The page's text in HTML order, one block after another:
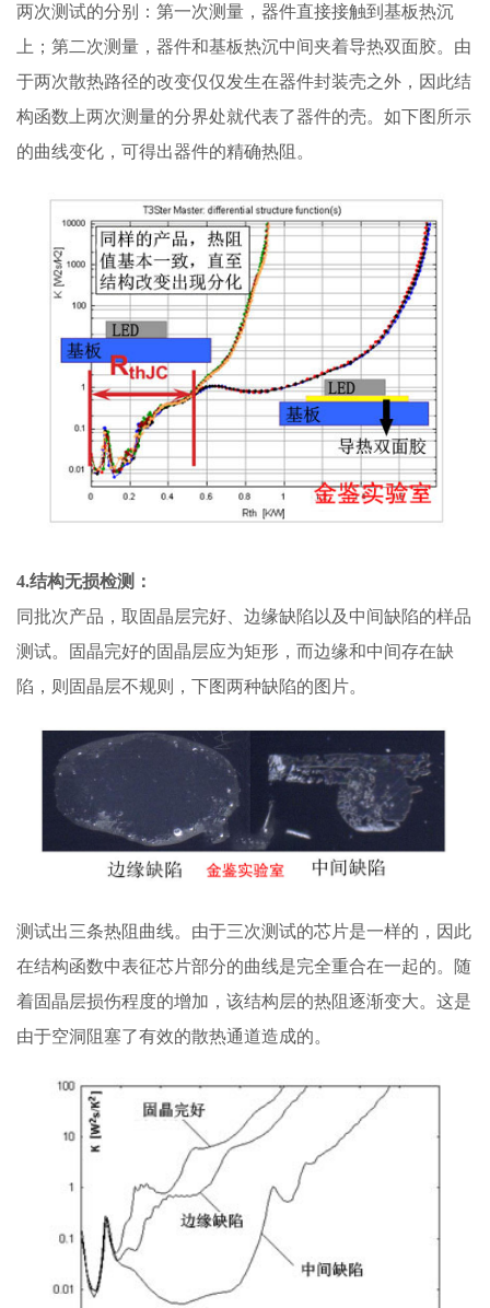
两次测试的分别：第一次测量，器件直接接触到基板热沉
上；第二次测量，器件和基板热沉中间夹着导热双面胶。由
于两次散热路径的改变仅仅发生在器件封装壳之外，因此结
构函数上两次测量的分界处就代表了器件的壳。如下图所示
的曲线变化，可得出器件的精确热阻。
4.结构无损检测：
同批次产品，取固晶层完好、边缘缺陷以及中间缺陷的样品
测试。固晶完好的固晶层应为矩形，而边缘和中间存在缺
陷，则固晶层不规则，下图两种缺陷的图片。
测试出三条热阻曲线。由于三次测试的芯片是一样的，因此
在结构函数中表征芯片部分的曲线是完全重合在一起的。随
着固晶层损伤程度的增加，该结构层的热阻逐渐变大。这是
由于空洞阻塞了有效的散热通道造成的。